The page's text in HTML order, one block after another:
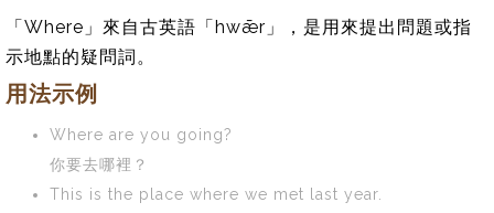
「Where」來自古英語「hwǣr」，是用來提出問題或指
示地點的疑問詞。
用法示例
Where are you going?
你要去哪裡？
This is the place where we met last year.